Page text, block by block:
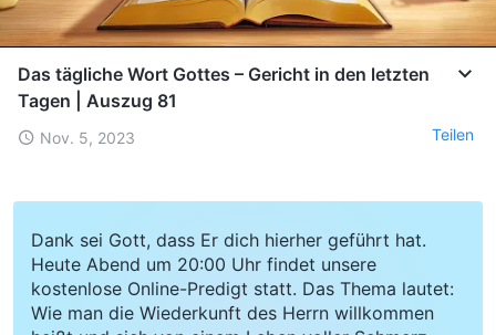
Das tägliche Wort Gottes – Gericht in den letzten
Tagen | Auszug 81
Nov. 5, 2023 Teilen
Dank sei Gott, dass Er dich hierher geführt hat.
Heute Abend um 20:00 Uhr findet unsere
kostenlose Online-Predigt statt. Das Thema lautet:
Wie man die Wiederkunft des Herrn willkommen